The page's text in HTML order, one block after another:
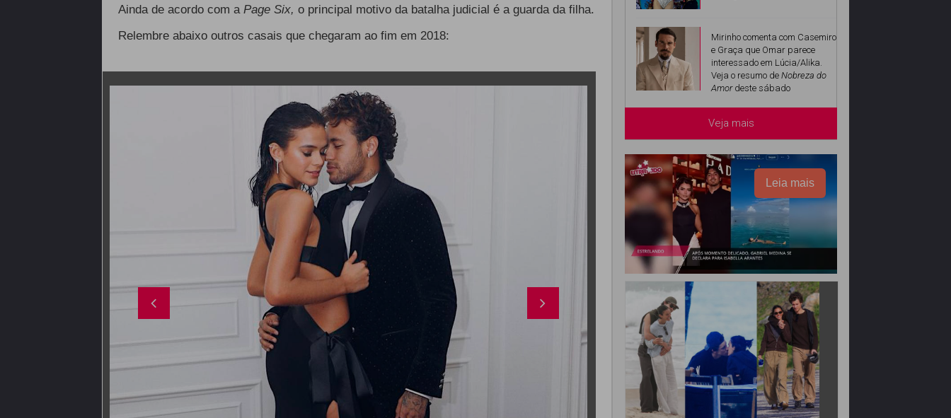
Ainda de acordo com a Page Six, o principal motivo da batalha judicial é a guarda da filha.
Relembre abaixo outros casais que chegaram ao fim em 2018:
Mirinho comenta com Casemiro
e Graça que Omar parece
interessado em Lúcia/Alika.
Veja o resumo de Nobreza do
Amordeste sábado
Veja mais
Leia mais